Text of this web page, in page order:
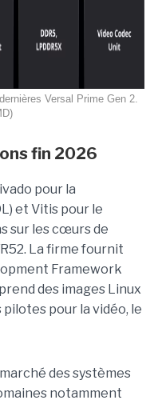
Versal Prime Gen 2.
fin 2026
pour la
et Vitis pour le
sur les cœurs de
La firme fournit
Framework
des images Linux
pour la vidéo, le
des systèmes
notamment